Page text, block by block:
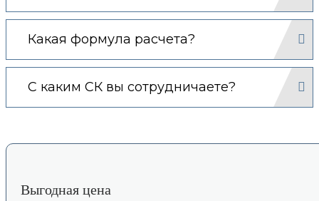
Какая формула расчета?
С каким СК вы сотрудничаете?
Выгодная цена